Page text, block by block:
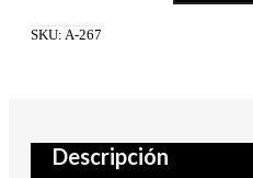
cantidad
SKU: A-267
Descripción